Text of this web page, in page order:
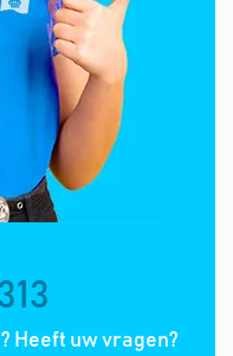
Heeft uw vragen?